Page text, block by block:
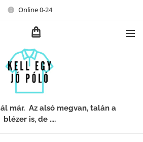
Online 0-24
már. Az alsó megvan, talán a
blézer is, de ....